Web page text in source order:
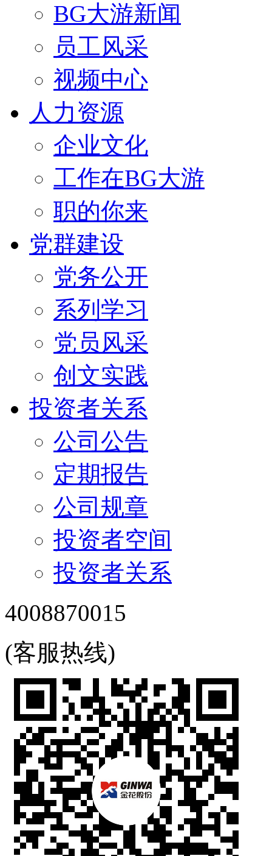
BG大游新闻
员工风采
视频中心
人力资源
企业文化
工作在BG大游
职的你来
党群建设
党务公开
系列学习
党员风采
创文实践
投资者关系
公司公告
定期报告
公司规章
投资者空间
投资者关系
4008870015
(客服热线)